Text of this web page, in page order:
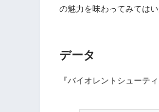
の魅力を味わってみてはい
データ
『バイオレントシューテ
5